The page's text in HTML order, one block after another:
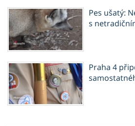
Pes ušatý:
s
Praha 4